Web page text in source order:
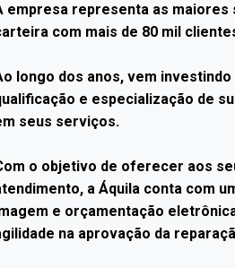
empresa representa as maiores
com mais de 80 mil
longo dos anos, vem
e especialização de
seus serviços.
o objetivo de oferecer aos
a Áquila conta com
e orçamentação
na aprovação da